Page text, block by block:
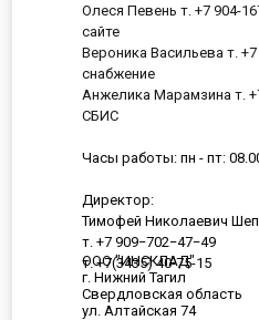
ООО "ИНСКЛАД"
г. Нижний Тагил
Свердловская область
ул. Алтайская 74
Олеся Певень т. +7 904-
сайте
Вероника Васильева т. +7
снабжение
Анжелика Марамзина т.
СБИС
Часы работы: пн - пт:
Директор:
Тимофей Николаевич
т. +7 909−702−47−49
т. +7(3435) 40-75-15